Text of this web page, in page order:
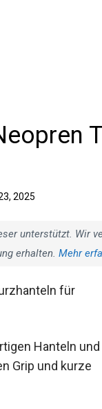
2025
unterstützt. Wir
erhalten. Mehr
für
Hanteln
Grip und